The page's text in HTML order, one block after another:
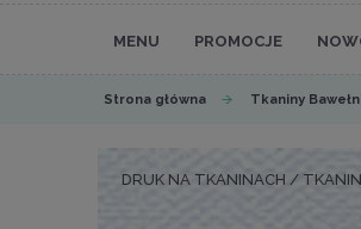
MENU PROMOCJE
Strona główna Tkaniny
DRUK NA TKANINACH /